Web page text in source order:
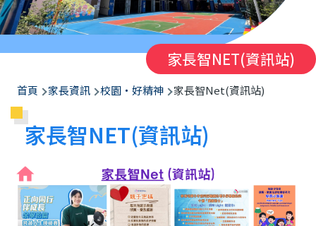
家長智NET(資訊站)
導
航
連
首頁 家長資訊 校園‧好精神 家長智Net(資訊站)
家長智NET(資訊站)